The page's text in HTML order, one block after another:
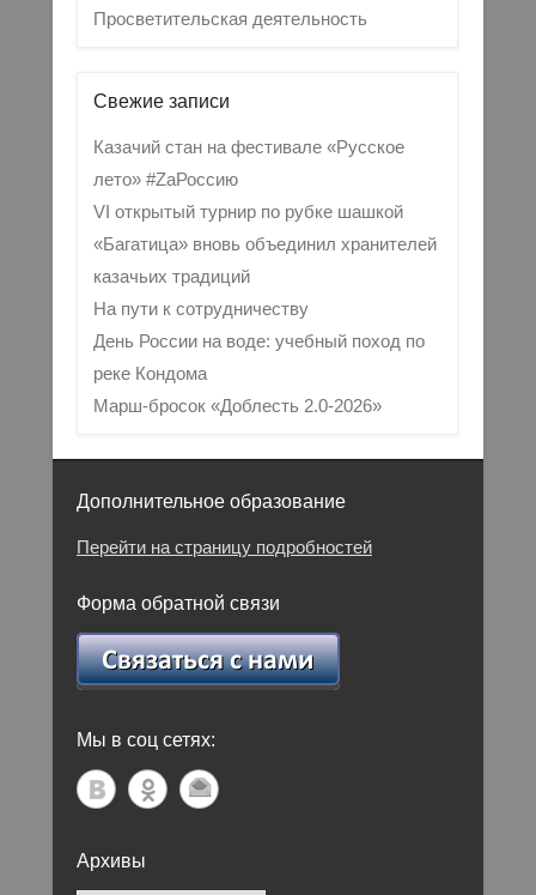
Просветительская деятельность
Свежие записи
Казачий стан на фестивале «Русское
лето» #ZaРоссию
VI открытый турнир по рубке шашкой
«Багатица» вновь объединил хранителей
казачьих традиций
На пути к сотрудничеству
День России на воде: учебный поход по
реке Кондома
Марш-бросок «Доблесть 2.0-2026»
Дополнительное образование
Перейти на страницу подробностей
Форма обратной связи
Мы в соц сетях:
Архивы